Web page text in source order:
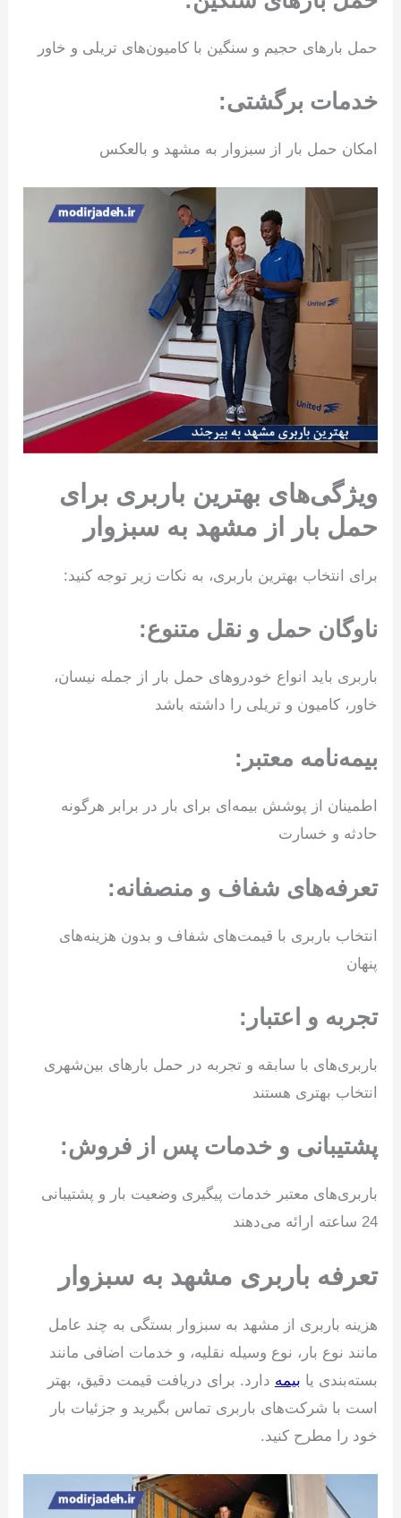
حمل بارهای حجیم و سنگین با کامیون‌های تریلی و خاور
خدمات برگشتی:
امکان حمل بار از سبزوار به مشهد و بالعکس
ویژگی‌های بهترین باربری برای
حمل بار از مشهد به سبزوار
برای انتخاب بهترین باربری، به نکات زیر توجه کنید:
ناوگان حمل و نقل متنوع:
باربری باید انواع خودروهای حمل بار از جمله نیسان،
خاور، کامیون و تریلی را داشته باشد
بیمه‌نامه معتبر:
اطمینان از پوشش بیمه‌ای برای بار در برابر هرگونه
حادثه و خسارت
تعرفه‌های شفاف و منصفانه:
انتخاب باربری با قیمت‌های شفاف و بدون هزینه‌های
پنهان
تجربه و اعتبار:
باربری‌های با سابقه و تجربه در حمل بارهای بین‌شهری
انتخاب بهتری هستند
پشتیبانی و خدمات پس از فروش:
باربری‌های معتبر خدمات پیگیری وضعیت بار و پشتیبانی
24 ساعته ارائه می‌دهند
تعرفه باربری مشهد به سبزوار
هزینه باربری از مشهد به سبزوار بستگی به چند عامل
مانند نوع بار، نوع وسیله نقلیه، و خدمات اضافی مانند
بسته‌بندی یا بیمه دارد. برای دریافت قیمت دقیق، بهتر
است با شرکت‌های باربری تماس بگیرید و جزئیات بار
خود را مطرح کنید.